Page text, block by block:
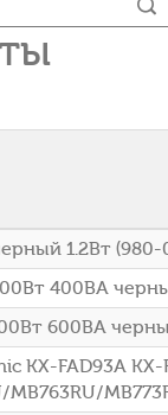
1.2Вт
400ВА
600ВА
KX-FAD93A KX-